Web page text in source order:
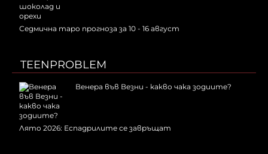
Седмична таро прогноза за 10 - 16 август
TEENPROBLEM
Венера във Везни - какво чака зодиите?
Лято 2026: Еспадрилите се завръщат